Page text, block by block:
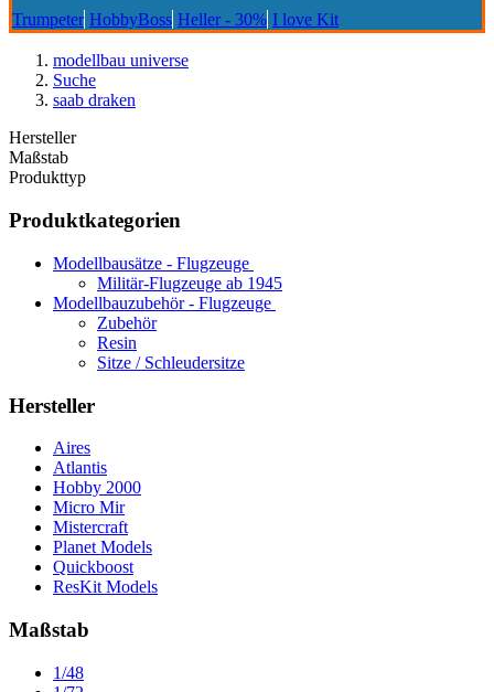
Trumpeter HobbyBoss Heller - 30% I love Kit
modellbau universe
Suche
saab draken
Hersteller
Maßstab
Produkttyp
Produktkategorien
Modellbausätze - Flugzeuge
Militär-Flugzeuge ab 1945
Modellbauzubehör - Flugzeuge
Zubehör
Resin
Sitze / Schleudersitze
Hersteller
Aires
Atlantis
Hobby 2000
Micro Mir
Mistercraft
Planet Models
Quickboost
ResKit Models
Maßstab
1/48